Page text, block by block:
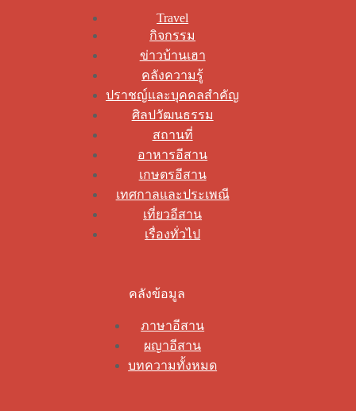
Travel
กิจกรรม
ข่าวบ้านเฮา
คลังความรู้
ปราชญ์และบุคคลสำคัญ
ศิลปวัฒนธรรม
สถานที่
อาหารอีสาน
เกษตรอีสาน
เทศกาลและประเพณี
เที่ยวอีสาน
เรื่องทั่วไป
คลังข้อมูล
ภาษาอีสาน
ผญาอีสาน
บทความทั้งหมด